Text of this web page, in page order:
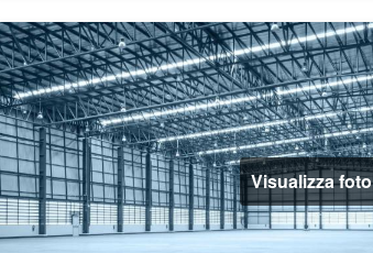
Visualizza foto